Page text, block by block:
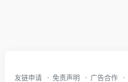
友链申请 免责声明 广告合作